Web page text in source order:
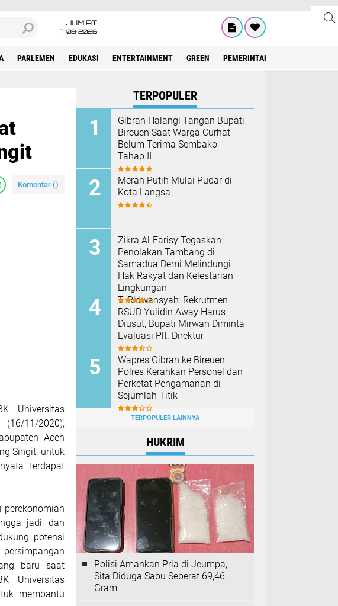
JUM'AT
7•08•2026
PARLEMEN EDUKASI ENTERTAINMENT GREEN PEMERINTAH ACEH
Komentar ()
Universitas
(16/11/2020),
Aceh
Singit, untuk
terdapat
jadi, dan
potensi
baru saat
Universitas
membantu
TERPOPULER
Gibran Halangi Tangan Bupati
Bireuen Saat Warga Curhat
Belum Terima Sembako
Tahap II
Merah Putih Mulai Pudar di
Kota Langsa
Zikra Al-Farisy Tegaskan
Penolakan Tambang di
Samadua Demi Melindungi
Hak Rakyat dan Kelestarian
Lingkungan
T. Ridwansyah: Rekrutmen
RSUD Yulidin Away Harus
Diusut, Bupati Mirwan Diminta
Evaluasi Plt. Direktur
Wapres Gibran ke Bireuen,
Polres Kerahkan Personel dan
Perketat Pengamanan di
Sejumlah Titik
TERPOPULER LAINNYA
HUKRIM
Polisi Amankan Pria di Jeumpa,
Sita Diduga Sabu Seberat 69,46
Gram